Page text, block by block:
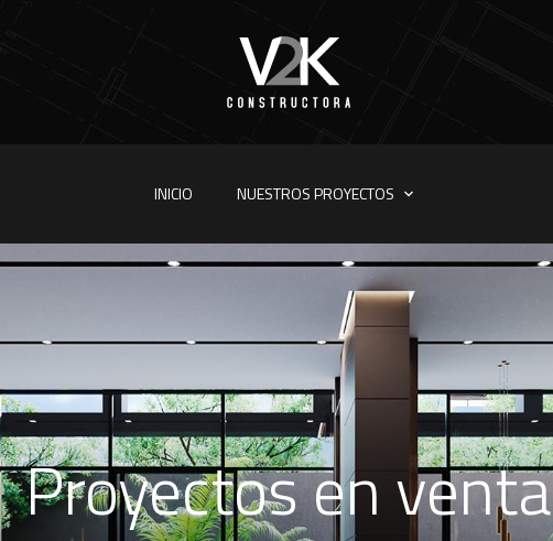
INICIO NUESTROS PROYECTOS
Proyectos en venta